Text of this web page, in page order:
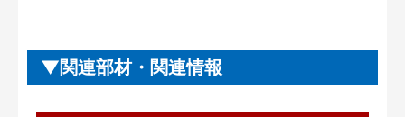
関連部材・関連情報